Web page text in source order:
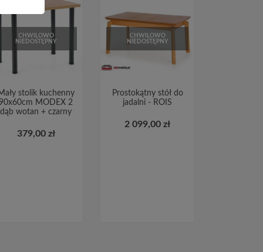
CHWILOWO
NIEDOSTĘPNY
stolik kuchenny
MODEX 2
dąb wotan + czarny
379,00 zł
CHWILOWO
NIEDOSTĘPNY
Prostokątny stół do
jadalni - ROIS
2 099,00 zł